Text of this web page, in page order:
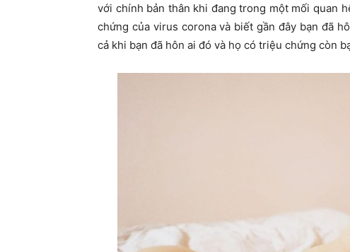
với chính bản thân khi đang trong một mối quan
chứng của virus corona và biết gần đây bạn đã
cả khi bạn đã hôn ai đó và họ có triệu chứng còn